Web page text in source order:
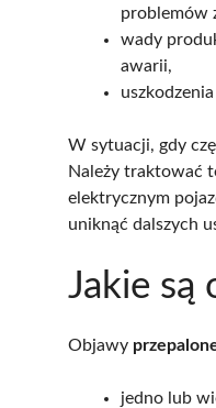
problemów
wady
awarii,
W sytuacji, gdy
Należy traktować
elektrycznym
uniknąć dalszych
Jakie są
Objawy
jedno lub